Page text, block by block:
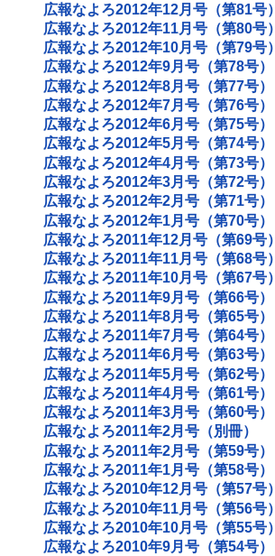
広報なよろ2012年12月号（第81号）
広報なよろ2012年11月号（第80号）
広報なよろ2012年10月号（第79号）
広報なよろ2012年9月号（第78号）
広報なよろ2012年8月号（第77号）
広報なよろ2012年7月号（第76号）
広報なよろ2012年6月号（第75号）
広報なよろ2012年5月号（第74号）
広報なよろ2012年4月号（第73号）
広報なよろ2012年3月号（第72号）
広報なよろ2012年2月号（第71号）
広報なよろ2012年1月号（第70号）
広報なよろ2011年12月号（第69号）
広報なよろ2011年11月号（第68号）
広報なよろ2011年10月号（第67号）
広報なよろ2011年9月号（第66号）
広報なよろ2011年8月号（第65号）
広報なよろ2011年7月号（第64号）
広報なよろ2011年6月号（第63号）
広報なよろ2011年5月号（第62号）
広報なよろ2011年4月号（第61号）
広報なよろ2011年3月号（第60号）
広報なよろ2011年2月号（別冊）
広報なよろ2011年2月号（第59号）
広報なよろ2011年1月号（第58号）
広報なよろ2010年12月号（第57号）
広報なよろ2010年11月号（第56号）
広報なよろ2010年10月号（第55号）
広報なよろ2010年9月号（第54号）